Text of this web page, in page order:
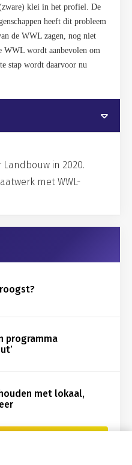
klei in het profiel. De
heeft dit probleem
de WWL zagen, nog niet
WWL wordt aanbevolen om
stap wordt daarvoor nu
in 2020.
met WWL-
programma
met lokaal,